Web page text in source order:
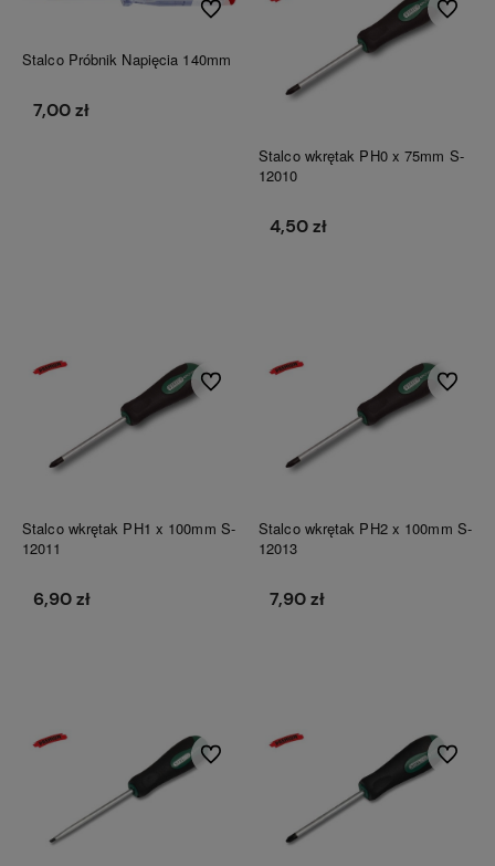
Stalco Próbnik Napięcia 140mm
7,00 zł
Do ulubionych
Stalco wkrętak PH0 x 75mm S-
12010
4,50 zł
Do
Stalco wkrętak PH1 x 100mm S-
12011
6,90 zł
Do ulubionych
Stalco wkrętak PH2 x 100mm S-
12013
7,90 zł
Do
Do ulubionych Do